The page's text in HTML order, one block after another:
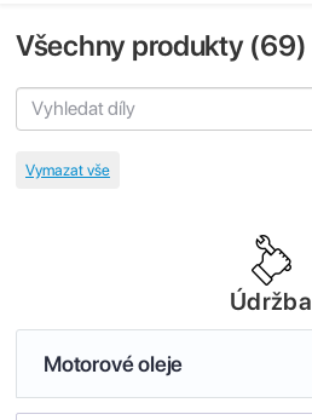
Všechny produkty (69)
Údržba
Motorové oleje